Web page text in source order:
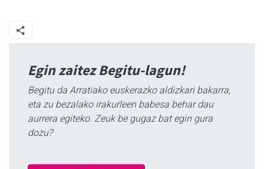
Egin zaitez Begitu-lagun!
Begitu da Arratiako euskerazko aldizkari bakarra,
eta zu bezalako irakurleen babesa behar dau
aurrera egiteko. Zeuk be gugaz bat egin gura
dozu?